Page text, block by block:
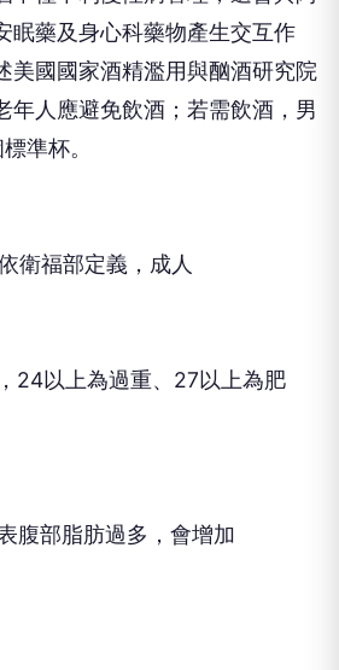
眠藥及身心科藥物產生交互作
美國國家酒精濫用與酗酒研究院
年人應避免飲酒；若需飲酒，男
準杯。
衛福部定義，成人
24以上為過重、27以上為肥
腹部脂肪過多，會增加